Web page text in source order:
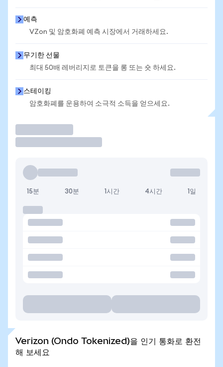
예측
VZon 및 암호화폐 예측 시장에서 거래하세요.
무기한 선물
최대 50배 레버리지로 토큰을 롱 또는 숏 하세요.
스테이킹
암호화폐를 운용하여 소극적 소득을 얻으세요.
15분 30분 1시간 4시간 1일
Verizon (Ondo Tokenized)을 인기 통화로 환전
해 보세요